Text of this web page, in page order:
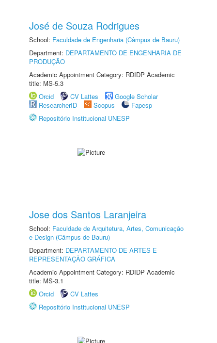
José de Souza Rodrigues
School: Faculdade de Engenharia (Câmpus de Bauru)
Department: DEPARTAMENTO DE ENGENHARIA DE
PRODUÇÃO
Academic Appointment Category: RDIDP Academic
title: MS-5.3
Orcid
CV Lattes
Google Scholar
ResearcherID
Scopus
Fapesp
Repositório Institucional UNESP
Jose dos Santos Laranjeira
School: Faculdade de Arquitetura, Artes, Comunicação
e Design (Câmpus de Bauru)
Department: DEPARTAMENTO DE ARTES E
REPRESENTAÇÃO GRÁFICA
Academic Appointment Category: RDIDP Academic
title: MS-3.1
Orcid
CV Lattes
Repositório Institucional UNESP